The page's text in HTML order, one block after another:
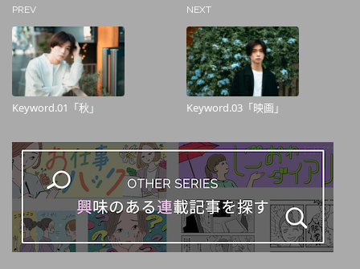
PREV
Keyword.01「秋」
NEXT
Keyword.03「映画」